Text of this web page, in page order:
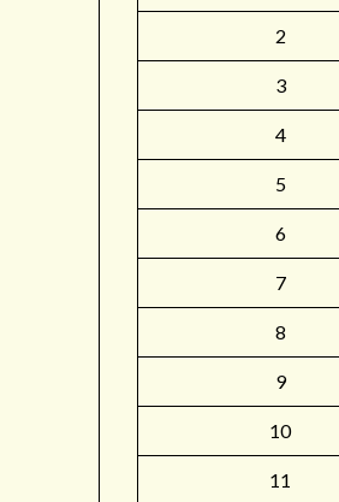
2
3
4
5
6
7
8
9
10
11